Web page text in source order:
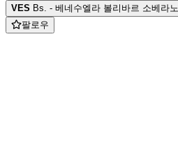
VES Bs. - 베네수엘라 볼리바르 소베라노
팔로우